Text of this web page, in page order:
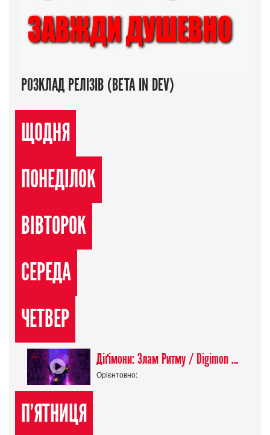
РОЗКЛАД РЕЛІЗІВ (BETA IN DEV)
ЩОДНЯ
ПОНЕДІЛОК
ВІВТОРОК
СЕРЕДА
ЧЕТВЕР
Діґімони: Злам Ритму / Digimon Beatbreak
Орієнтовно:
П'ЯТНИЦЯ